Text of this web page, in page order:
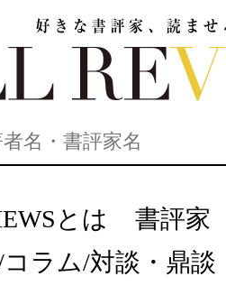
とは
書評家
ラム/対談・鼎談